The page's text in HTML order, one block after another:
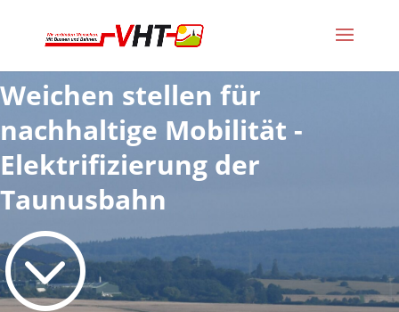
Weichen stellen für
nachhaltige Mobilität -
Elektrifizierung der
Taunusbahn
;